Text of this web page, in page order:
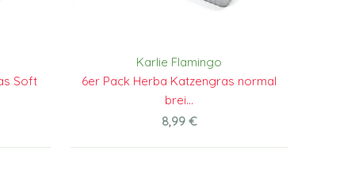
Soft
Karlie Flamingo
6er Pack Herba Katzengras normal
brei...
8,99 €